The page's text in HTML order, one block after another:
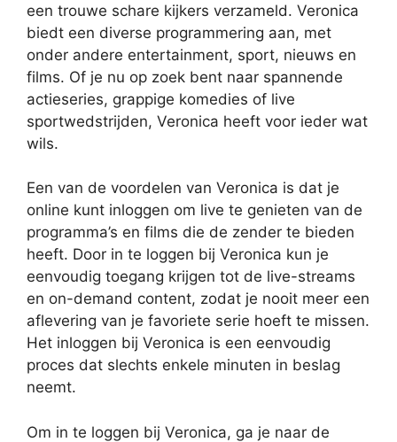
een trouwe schare kijkers verzameld. Veronica
biedt een diverse programmering aan, met
onder andere entertainment, sport, nieuws en
films. Of je nu op zoek bent naar spannende
actieseries, grappige komedies of live
sportwedstrijden, Veronica heeft voor ieder wat
wils.
Een van de voordelen van Veronica is dat je
online kunt inloggen om live te genieten van de
programma’s en films die de zender te bieden
heeft. Door in te loggen bij Veronica kun je
eenvoudig toegang krijgen tot de live-streams
en on-demand content, zodat je nooit meer een
aflevering van je favoriete serie hoeft te missen.
Het inloggen bij Veronica is een eenvoudig
proces dat slechts enkele minuten in beslag
neemt.
Om in te loggen bij Veronica, ga je naar de